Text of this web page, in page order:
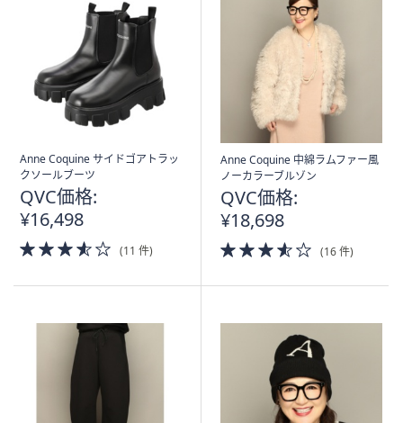
Anne Coquine サイドゴアトラッ
クソールブーツ
QVC価格:
¥16,498
3.5
of
(11 件)
Anne Coquine 中綿ラムファー風
ノーカラーブルゾン
QVC価格:
¥18,698
3.5
of
(16 件)